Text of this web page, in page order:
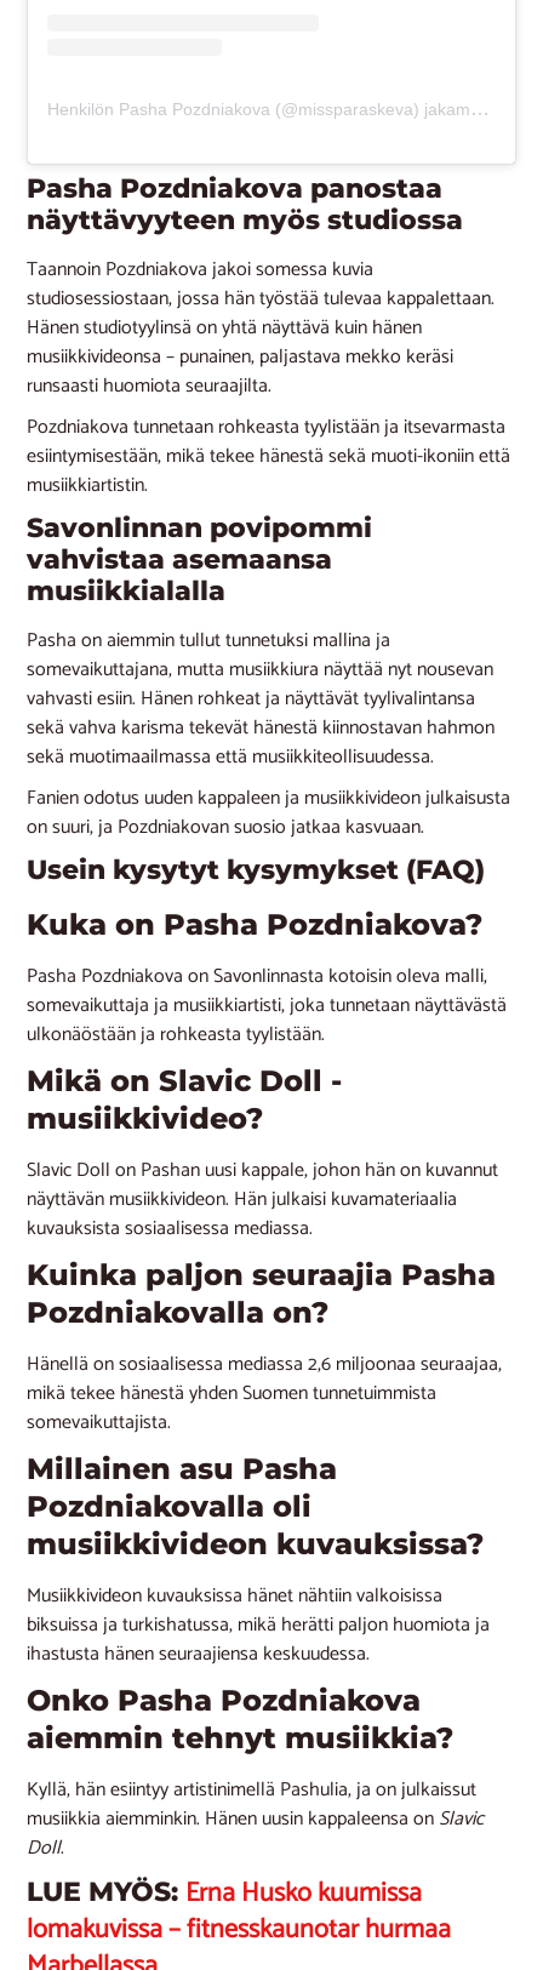
Henkilön Pasha Pozdniakova (@missparaskeva) jakama julkaisu
Pasha Pozdniakova panostaa
näyttävyyteen myös studiossa
Taannoin Pozdniakova jakoi somessa kuvia
studiosessiostaan, jossa hän työstää tulevaa kappalettaan.
Hänen studiotyylinsä on yhtä näyttävä kuin hänen
musiikkivideonsa – punainen, paljastava mekko keräsi
runsaasti huomiota seuraajilta.
Pozdniakova tunnetaan rohkeasta tyylistään ja itsevarmasta
esiintymisestään, mikä tekee hänestä sekä muoti-ikoniin että
musiikkiartistin.
Savonlinnan povipommi
vahvistaa asemaansa
musiikkialalla
Pasha on aiemmin tullut tunnetuksi mallina ja
somevaikuttajana, mutta musiikkiura näyttää nyt nousevan
vahvasti esiin. Hänen rohkeat ja näyttävät tyylivalintansa
sekä vahva karisma tekevät hänestä kiinnostavan hahmon
sekä muotimaailmassa että musiikkiteollisuudessa.
Fanien odotus uuden kappaleen ja musiikkivideon julkaisusta
on suuri, ja Pozdniakovan suosio jatkaa kasvuaan.
Usein kysytyt kysymykset (FAQ)
Kuka on Pasha Pozdniakova?
Pasha Pozdniakova on Savonlinnasta kotoisin oleva malli,
somevaikuttaja ja musiikkiartisti, joka tunnetaan näyttävästä
ulkonäöstään ja rohkeasta tyylistään.
Mikä on Slavic Doll -
musiikkivideo?
Slavic Doll on Pashan uusi kappale, johon hän on kuvannut
näyttävän musiikkivideon. Hän julkaisi kuvamateriaalia
kuvauksista sosiaalisessa mediassa.
Kuinka paljon seuraajia Pasha
Pozdniakovalla on?
Hänellä on sosiaalisessa mediassa 2,6 miljoonaa seuraajaa,
mikä tekee hänestä yhden Suomen tunnetuimmista
somevaikuttajista.
Millainen asu Pasha
Pozdniakovalla oli
musiikkivideon kuvauksissa?
Musiikkivideon kuvauksissa hänet nähtiin valkoisissa
biksuissa ja turkishatussa, mikä herätti paljon huomiota ja
ihastusta hänen seuraajiensa keskuudessa.
Onko Pasha Pozdniakova
aiemmin tehnyt musiikkia?
Kyllä, hän esiintyy artistinimellä Pashulia, ja on julkaissut
musiikkia aiemminkin. Hänen uusin kappaleensa onSlavic
Doll.
LUE MYÖS: Erna Husko kuumissa
lomakuvissa – fitnesskaunotar hurmaa